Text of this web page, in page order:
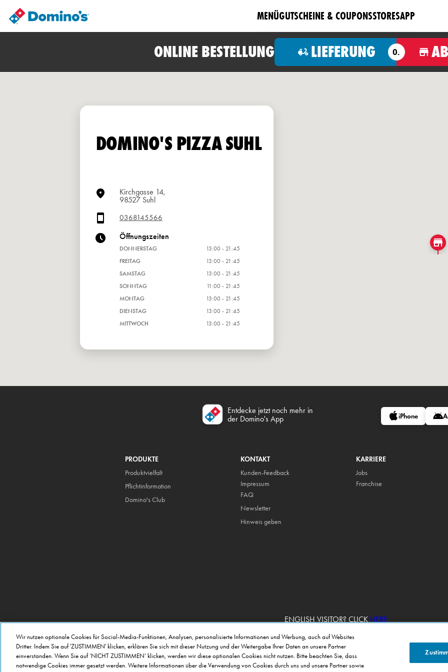
MENÜGUTSCHEINE & COUPONSSTORESAPP
ONLINE BESTELLUNG LIEFERUNG O.
DOMINO'S PIZZA SUHL
Kirchgasse 14,
98527 Suhl
0368145566
Öffnungszeiten
DONNERSTAG
13:00 - 21:45
FREITAG
13:00 - 21:45
SAMSTAG
13:00 - 21:45
SONNTAG
11:00 - 21:45
MONTAG
13:00 - 21:45
DIENSTAG
13:00 - 21:45
MITTWOCH
13:00 - 21:45
Entdecke jetzt noch mehr in
der Domino's App
iPhone
PRODUKTE
Produktvielfalt
Pflichtinformation
Domino's Club
KONTAKT
Kunden-Feedback
Impressum
FAQ
Newsletter
Hinweis geben
KARRIERE
Jobs
Franchise
ENGLISH VISITOR? CLICK HERE
Copyright © Domino's Pizza Deutschland GmbH 2026
Wir nutzen optionale Cookies für Social-Media-Funktionen, Analysen, personalisierte Informationen und Werbung, auch auf Websites
Dritter. Indem Sie auf 'ZUSTIMMEN' klicken, erklären Sie sich mit dieser Nutzung und der Weitergabe Ihrer Daten an unsere Partner
einverstanden. Wenn Sie auf ‘NICHT ZUSTIMMEN’ klicken, werden wir diese optionalen Cookies nicht nutzen. Bitte beachten Sie, dass
notwendige Cookies immer gesetzt werden. Weitere Informationen über die Verwendung von Cookies durch uns und unsere Partner sowie